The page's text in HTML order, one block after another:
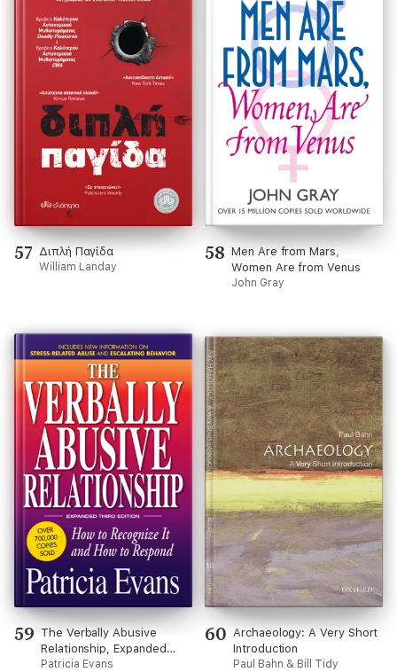
57 Διπλή Παγίδα
William Landay
58 Men Are from Mars,
Women Are from Venus
John Gray
59 The Verbally Abusive
Relationship, Expanded
Third Edition
Patricia Evans
60 Archaeology: A Very Short
Introduction
Paul Bahn & Bill Tidy